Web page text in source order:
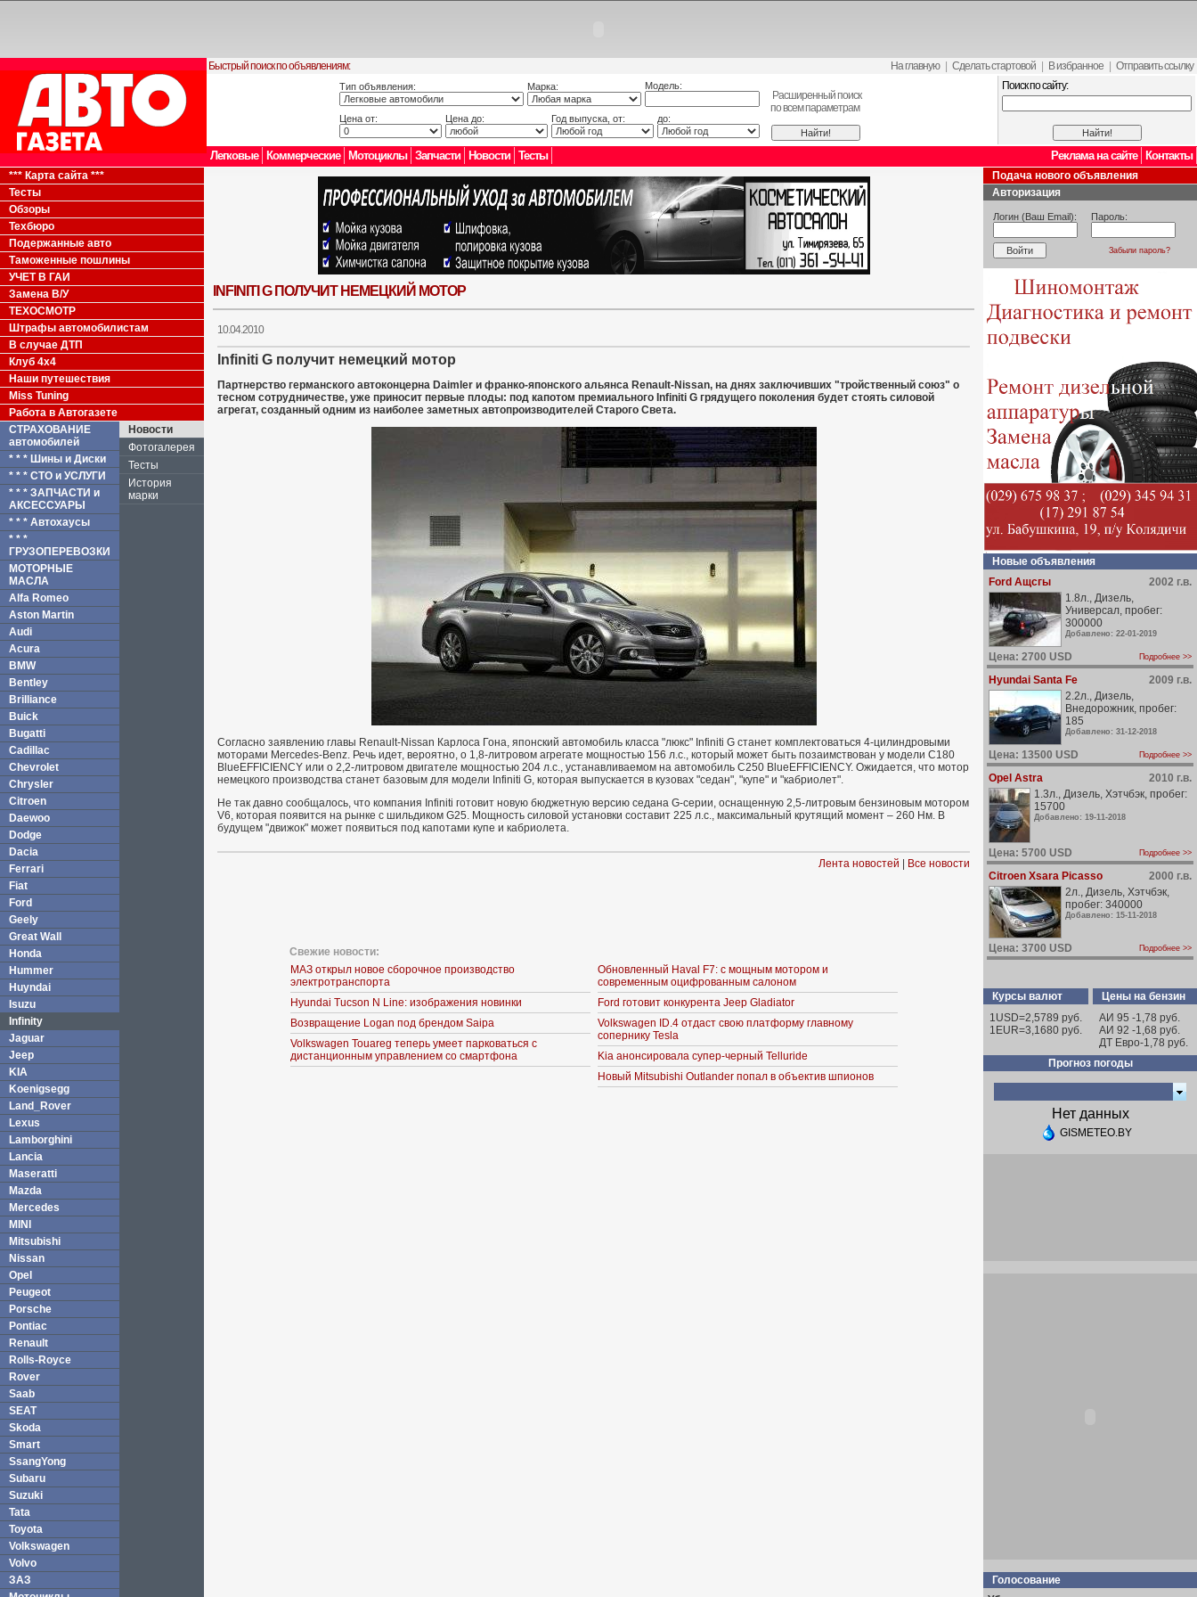
Быстрый поиск по объявлениям: На главную Сделать стартовой В избранное Отправить ссылку
Тип объявления: Марка: Модель:
Расширенный поиск
по всем параметрам
Цена от: Цена до: Год выпуска, от: до:
Поиск по сайту:
Легковые Коммерческие Мотоциклы Запчасти Новости Тесты Контакты
Реклама на сайте
*** Карта сайта ***
Тесты
Обзоры
Техбюро
Подержанные авто
Таможенные пошлины
УЧЕТ В ГАИ
Замена В/У
ТЕХОСМОТР
Штрафы автомобилистам
В случае ДТП
Клуб 4x4
Наши путешествия
Miss Tuning
Работа в Автогазете
СТРАХОВАНИЕ
автомобилей
* * * Шины и Диски
* * * СТО и УСЛУГИ
* * * ЗАПЧАСТИ и
АКСЕССУАРЫ
* * * Автохаусы
* * *
ГРУЗОПЕРЕВОЗКИ
МОТОРНЫЕ
МАСЛА
Alfa Romeo
Aston Martin
Audi
Acura
BMW
Bentley
Brilliance
Buick
Bugatti
Cadillac
Chevrolet
Chrysler
Citroen
Daewoo
Dodge
Dacia
Ferrari
Fiat
Ford
Geely
Great Wall
Honda
Hummer
Huyndai
Isuzu
Infinity
Jaguar
Jeep
KIA
Koenigsegg
Land_Rover
Lexus
Lamborghini
Lancia
Maseratti
Mazda
Mercedes
MINI
Mitsubishi
Nissan
Opel
Peugeot
Porsche
Pontiac
Renault
Rolls-Royce
Rover
Saab
SEAT
Skoda
Smart
SsangYong
Subaru
Suzuki
Tata
Toyota
Volkswagen
Volvo
ЗАЗ
Новости
Фотогалерея
Тесты
История
марки
INFINITI G ПОЛУЧИТ НЕМЕЦКИЙ МОТОР
10.04.2010
Infiniti G получит немецкий мотор
Партнерство германского автоконцерна Daimler и франко-японского альянса Renault-Nissan, на днях заключивших "тройственный союз" о
тесном сотрудничестве, уже приносит первые плоды: под капотом премиального Infiniti G грядущего поколения будет стоять силовой
агрегат, созданный одним из наиболее заметных автопроизводителей Старого Света.
Согласно заявлению главы Renault-Nissan Карлоса Гона, японский автомобиль класса "люкс" Infiniti G станет комплектоваться 4-цилиндровыми
моторами Mercedes-Benz. Речь идет, вероятно, о 1,8-литровом агрегате мощностью 156 л.с., который может быть позаимствован у модели C180
BlueEFFICIENCY или о 2,2-литровом двигателе мощностью 204 л.с., устанавливаемом на автомобиль C250 BlueEFFICIENCY. Ожидается, что мотор
немецкого производства станет базовым для модели Infiniti G, которая выпускается в кузовах "седан", "купе" и "кабриолет".
Не так давно сообщалось, что компания Infiniti готовит новую бюджетную версию седана G-серии, оснащенную 2,5-литровым бензиновым мотором
V6, которая появится на рынке с шильдиком G25. Мощность силовой установки составит 225 л.с., максимальный крутящий момент – 260 Нм. В
будущем "движок" может появиться под капотами купе и кабриолета.
Лента новостей Все новости
Свежие новости:
МАЗ открыл новое сборочное производство
электротранспорта
Hyundai Tucson N Line: изображения новинки
Возвращение Logan под брендом Saipa
Volkswagen Touareg теперь умеет парковаться с
дистанционным управлением со смартфона
Обновленный Haval F7: с мощным мотором и
современным оцифрованным салоном
Ford готовит конкурента Jeep Gladiator
Volkswagen ID.4 отдаст свою платформу главному
сопернику Tesla
Kia анонсировала супер-черный Telluride
Новый Mitsubishi Outlander попал в объектив шпионов
Подача нового объявления
Авторизация
Логин (Ваш Email): Пароль:
Забыли пароль?
Новые объявления
Ford Ащсгы
2002 г.в.
1.8л., Дизель,
Универсал, пробег:
300000
Добавлено: 22-01-2019
Цена: 2700 USD Подробнее >>
Hyundai Santa Fe
2009 г.в.
2.2л., Дизель,
Внедорожник, пробег:
185
Добавлено: 31-12-2018
Цена: 13500 USD Подробнее >>
Opel Astra
2010 г.в.
1.3л., Дизель, Хэтчбэк, пробег:
15700
Добавлено: 19-11-2018
Цена: 5700 USD Подробнее >>
Citroen Xsara Picasso
2000 г.в.
2л., Дизель, Хэтчбэк,
пробег: 340000
Добавлено: 15-11-2018
Цена: 3700 USD Подробнее >>
Курсы валют
1USD=2,5789 руб.
1EUR=3,1680 руб.
Цены на бензин
АИ 95 -1,78 руб.
АИ 92 -1,68 руб.
ДТ Евро-1,78 руб.
Прогноз погоды
Нет данных
GISMETEO.BY
Голосование